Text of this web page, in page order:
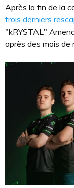
Après la fin de la
trois derniers
"kRYSTAL"
après des mois de